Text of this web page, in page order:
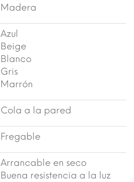
Madera
Azul
Beige
Blanco
Gris
Marrón
Cola a la pared
Fregable
Arrancable en seco
Buena resistencia a la luz